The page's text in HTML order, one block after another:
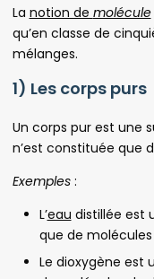
La notion de molécule
qu’en classe de
mélanges.
1) Les corps purs
Un corps pur est une
n’est constituée que
Exemples:
L’eau distillée est
que de molécules
Le dioxygène est